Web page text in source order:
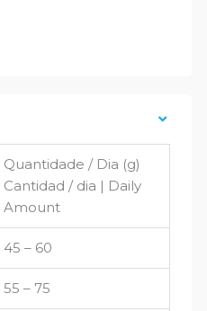
Quantidade / Dia (g)
Cantidad / dia | Daily
Amount
45 – 60
55 – 75